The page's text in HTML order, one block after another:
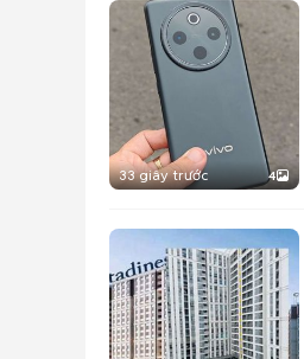
33 giây trước 4